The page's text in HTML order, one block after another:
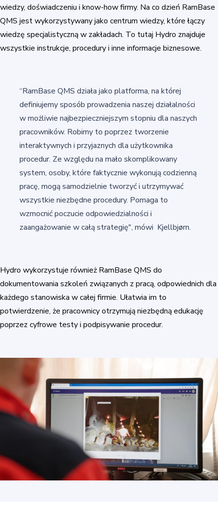
wiedzy, doświadczeniu i know-how firmy. Na co dzień RamBase
QMS jest wykorzystywany jako centrum wiedzy, które łączy
wiedzę specjalistyczną w zakładach. To tutaj Hydro znajduje
wszystkie instrukcje, procedury i inne informacje biznesowe.
“RamBase QMS działa jako platforma, na której
definiujemy sposób prowadzenia naszej działalności
w możliwie najbezpieczniejszym stopniu dla naszych
pracowników. Robimy to poprzez tworzenie
interaktywnych i przyjaznych dla użytkownika
procedur. Ze względu na mało skomplikowany
system, osoby, które faktycznie wykonują codzienną
pracę, mogą samodzielnie tworzyć i utrzymywać
wszystkie niezbędne procedury. Pomaga to
wzmocnić poczucie odpowiedzialności i
zaangażowanie w całą strategię", mówi Kjellbjørn.
Hydro wykorzystuje również RamBase QMS do
dokumentowania szkoleń związanych z pracą, odpowiednich dla
każdego stanowiska w całej firmie. Ułatwia im to
potwierdzenie, że pracownicy otrzymują niezbędną edukację
poprzez cyfrowe testy i podpisywanie procedur.